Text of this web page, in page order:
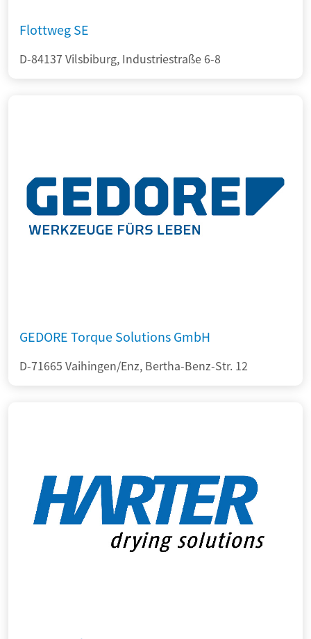
Flottweg SE
D-84137 Vilsbiburg, Industriestraße 6-8
GEDORE Torque Solutions GmbH
D-71665 Vaihingen/Enz, Bertha-Benz-Str. 12